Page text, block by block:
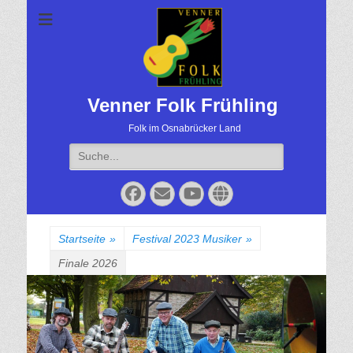
Venner Folk Frühling
Folk im Osnabrücker Land
Suche
für:
Facebook
EmailYouTube
Website
Startseite » Festival 2023 Musiker »
Finale 2026